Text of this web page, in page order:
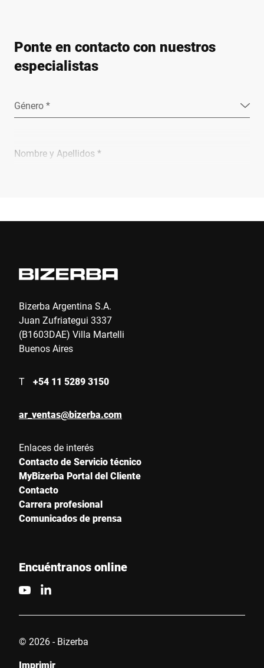
Ponte en contacto con nuestros
especialistas
Género *
Nombre y Apellidos *
Calle *
País *
procesar esta solicitud Se puede encontrar más información en
Bizerba Argentina S.A.
Juan Zufriategui 3337
(B1603DAE) Villa Martelli
Buenos Aires
T +54 11 5289 3150
ar_ventas@bizerba.com
Enlaces de interés
Contacto de Servicio técnico
MyBizerba Portal del Cliente
Contacto
Carrera profesional
Comunicados de prensa
Encuéntranos online
© 2026 - Bizerba
Imprimir